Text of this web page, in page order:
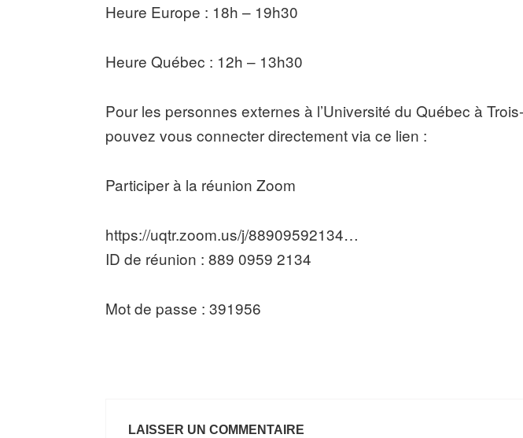
Heure Europe : 18h – 19h30
Heure Québec : 12h – 13h30
Pour les personnes externes à l’Université du Québec à
pouvez vous connecter directement via ce lien :
Participer à la réunion Zoom
https://uqtr.zoom.us/j/88909592134…
ID de réunion : 889 0959 2134
Mot de passe : 391956
LAISSER UN COMMENTAIRE